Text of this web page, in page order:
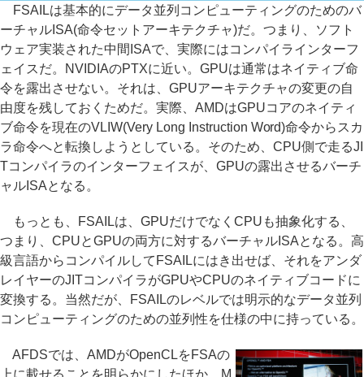
FSAILは基本的にデータ並列コンピューティングのためのバ
ーチャルISA(命令セットアーキテクチャ)だ。つまり、ソフト
ウェア実装された中間ISAで、実際にはコンパイラインターフ
ェイスだ。NVIDIAのPTXに近い。GPUは通常はネイティブ命
令を露出させない。それは、GPUアーキテクチャの変更の自
由度を残しておくためだ。実際、AMDはGPUコアのネイティ
ブ命令を現在のVLIW(Very Long Instruction Word)命令からスカ
ラ命令へと転換しようとしている。そのため、CPU側で走るJI
Tコンパイラのインターフェイスが、GPUの露出させるバーチ
ャルISAとなる。
もっとも、FSAILは、GPUだけでなくCPUも抽象化する、
つまり、CPUとGPUの両方に対するバーチャルISAとなる。高
級言語からコンパイルしてFSAILにはき出せば、それをアンダ
レイヤーのJITコンパイラがGPUやCPUのネイティブコードに
変換する。当然だが、FSAILのレベルでは明示的なデータ並列
コンピューティングのための並列性を仕様の中に持っている。
AFDSでは、AMDがOpenCLをFSAの
上に載せることを明らかにしたほか、M